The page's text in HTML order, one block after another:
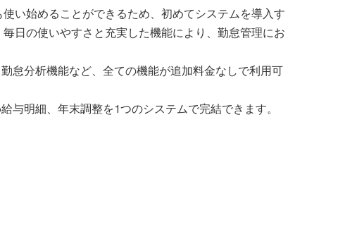
い始めることができるため、初めてシステムを導入す
日の使いやすさと充実した機能により、勤怠管理にお
怠分析機能など、全ての機能が追加料金なしで利用可
明細、年末調整を1つのシステムで完結できます。